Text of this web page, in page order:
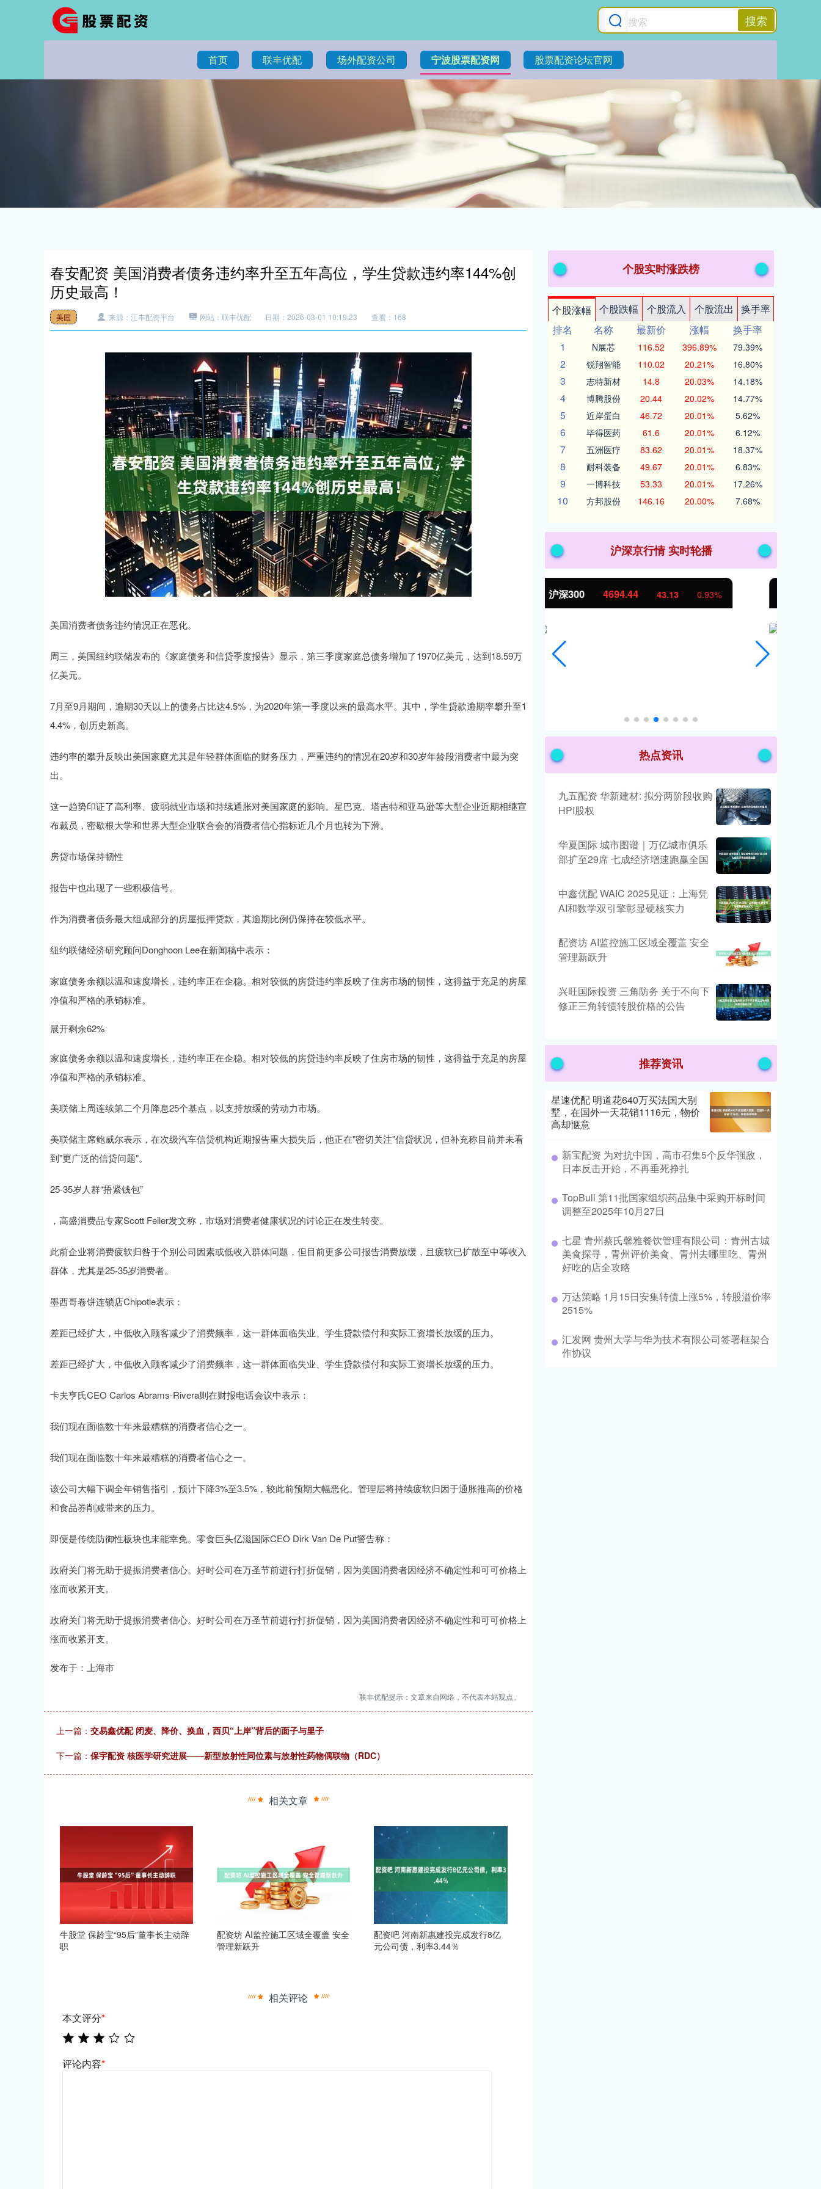
搜索
首页 联丰优配 场外配资公司 宁波股票配资网 股票配资论坛官网
春安配资 美国消费者债务违约率升至五年高位，学生贷款违约率144%创
历史最高！
美国 来源：汇丰配资平台 网站：联丰优配 日期：2026-03-01 10:19:23 查看：168
美国消费者债务违约情况正在恶化。
周三，美国纽约联储发布的《家庭债务和信贷季度报告》显示，第三季度家庭总债务增加了1970亿美元，达到18.59万
亿美元。
7月至9月期间，逾期30天以上的债务占比达4.5%，为2020年第一季度以来的最高水平。其中，学生贷款逾期率攀升至1
4.4%，创历史新高。
违约率的攀升反映出美国家庭尤其是年轻群体面临的财务压力，严重违约的情况在20岁和30岁年龄段消费者中最为突
出。
这一趋势印证了高利率、疲弱就业市场和持续通胀对美国家庭的影响。星巴克、塔吉特和亚马逊等大型企业近期相继宣
布裁员，密歇根大学和世界大型企业联合会的消费者信心指标近几个月也转为下滑。
房贷市场保持韧性
报告中也出现了一些积极信号。
作为消费者债务最大组成部分的房屋抵押贷款，其逾期比例仍保持在较低水平。
纽约联储经济研究顾问Donghoon Lee在新闻稿中表示：
家庭债务余额以温和速度增长，违约率正在企稳。相对较低的房贷违约率反映了住房市场的韧性，这得益于充足的房屋
净值和严格的承销标准。
展开剩余62%
家庭债务余额以温和速度增长，违约率正在企稳。相对较低的房贷违约率反映了住房市场的韧性，这得益于充足的房屋
净值和严格的承销标准。
美联储上周连续第二个月降息25个基点，以支持放缓的劳动力市场。
美联储主席鲍威尔表示，在次级汽车信贷机构近期报告重大损失后，他正在"密切关注"信贷状况，但补充称目前并未看
到"更广泛的信贷问题"。
25-35岁人群“捂紧钱包”
，高盛消费品专家Scott Feiler发文称，市场对消费者健康状况的讨论正在发生转变。
此前企业将消费疲软归咎于个别公司因素或低收入群体问题，但目前更多公司报告消费放缓，且疲软已扩散至中等收入
群体，尤其是25-35岁消费者。
墨西哥卷饼连锁店Chipotle表示：
差距已经扩大，中低收入顾客减少了消费频率，这一群体面临失业、学生贷款偿付和实际工资增长放缓的压力。
差距已经扩大，中低收入顾客减少了消费频率，这一群体面临失业、学生贷款偿付和实际工资增长放缓的压力。
卡夫亨氏CEO Carlos Abrams-Rivera则在财报电话会议中表示：
我们现在面临数十年来最糟糕的消费者信心之一。
我们现在面临数十年来最糟糕的消费者信心之一。
该公司大幅下调全年销售指引，预计下降3%至3.5%，较此前预期大幅恶化。管理层将持续疲软归因于通胀推高的价格
和食品券削减带来的压力。
即便是传统防御性板块也未能幸免。零食巨头亿滋国际CEO Dirk Van De Put警告称：
政府关门将无助于提振消费者信心。好时公司在万圣节前进行打折促销，因为美国消费者因经济不确定性和可可价格上
涨而收紧开支。
政府关门将无助于提振消费者信心。好时公司在万圣节前进行打折促销，因为美国消费者因经济不确定性和可可价格上
涨而收紧开支。
发布于：上海市
联丰优配提示：文章来自网络，不代表本站观点。
上一篇： 交易鑫优配 闭麦、降价、换血，西贝“上岸”背后的面子与里子
下一篇： 保宇配资 核医学研究进展——新型放射性同位素与放射性药物偶联物（RDC）
相关文章
牛股堂 保龄宝“95后”董事长主动辞
职
配资坊 AI监控施工区域全覆盖 安全
管理新跃升
配资吧 河南新惠建投完成发行8亿
元公司债，利率3.44％
相关评论
本文评分*
评论内容*
个股实时涨跌榜
个股涨幅 个股跌幅 个股流入 个股流出
换手率
排名
名称 最新价 涨幅
换手率
1
N展芯 116.52 396.89% 79.39%
2 锐翔智能 110.02 20.21% 16.80%
3 志特新材 14.8 20.03% 14.18%
4 博腾股份 20.44 20.02% 14.77%
5 近岸蛋白 46.72 20.01% 5.62%
6 毕得医药 61.6 20.01% 6.12%
7 五洲医疗 83.62 20.01% 18.37%
8 耐科装备 49.67 20.01% 6.83%
9 一博科技 53.33 20.01% 17.26%
10 方邦股份 146.16 20.00% 7.68%
沪深京行情 实时轮播
深证成指 14311.01 200.89 1.42% 沪深300 4694.44 43.13 北证50 1134.24 11.37 1.01%
热点资讯
九五配资 华新建材: 拟分两阶段收购
HPI股权
华夏国际 城市图谱｜万亿城市俱乐
部扩至29席 七成经济增速跑赢全国
中鑫优配 WAIC 2025见证：上海凭
AI和数学双引擎彰显硬核实力
配资坊 AI监控施工区域全覆盖 安全
管理新跃升
兴旺国际投资 三角防务 关于不向下
修正三角转债转股价格的公告
推荐资讯
星速优配 明道花640万买法国大别
墅，在国外一天花销1116元，物价
高却惬意
新宝配资 为对抗中国，高市召集5个反华强敌，
日本反击开始，不再垂死挣扎
TopBull 第11批国家组织药品集中采购开标时间
调整至2025年10月27日
七星 青州蔡氏馨雅餐饮管理有限公司：青州古城
美食探寻，青州评价美食、青州去哪里吃、青州
好吃的店全攻略
万达策略 1月15日安集转债上涨5%，转股溢价率
2515%
汇发网 贵州大学与华为技术有限公司签署框架合
作协议